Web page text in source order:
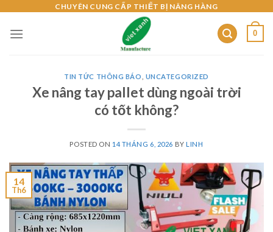
content
CHUYÊN CUNG CẤP THIẾT BỊ NÂNG HÀNG
0
TIN TỨC THÔNG BÁO UNCATEGORIZED
Xe nâng tay pallet dùng ngoài trời
có tốt không?
POSTED ON 14 THÁNG 6, 2026 BYLINH
14
Th6